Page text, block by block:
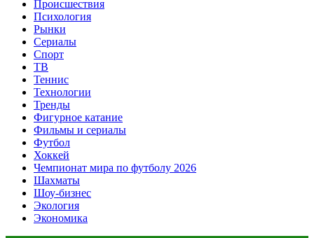
Происшествия
Психология
Рынки
Сериалы
Спорт
ТВ
Теннис
Технологии
Тренды
Фигурное катание
Фильмы и сериалы
Футбол
Хоккей
Чемпионат мира по футболу 2026
Шахматы
Шоу-бизнес
Экология
Экономика